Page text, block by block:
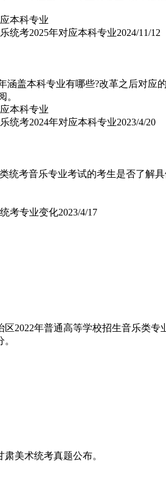
统考2025年对应本科专业2024/11/12
盖本科专业有哪些?改革之后对
。
统考2024年对应本科专业2023/4/20
统考音乐专业考试的考生是否了解
考专业变化2023/4/17
2022年普通高等学校招生音乐类
美术统考真题公布。